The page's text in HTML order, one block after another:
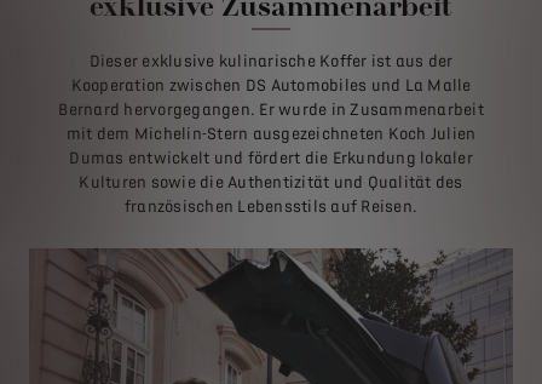
Dieser exklusive kulinarische Koffer ist aus der
Kooperation zwischen DS Automobiles und La Malle
Bernard hervorgegangen. Er wurde in Zusammenarbeit
mit dem Michelin-Stern ausgezeichneten Koch Julien
Dumas entwickelt und fördert die Erkundung lokaler
Kulturen sowie die Authentizität und Qualität des
französischen Lebensstils auf Reisen.